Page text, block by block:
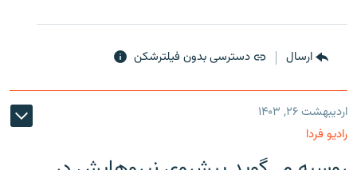
ارسال دسترسی بدون فیلترشکن
اردیبهشت ۲۶, ۱۴۰۳
رادیو فردا